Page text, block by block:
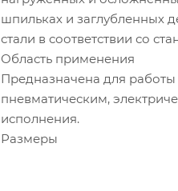
шпильках и заглубленных
стали в соответствии со
Область применения
Предназначена для
пневматическим,
исполнения.
Размеры